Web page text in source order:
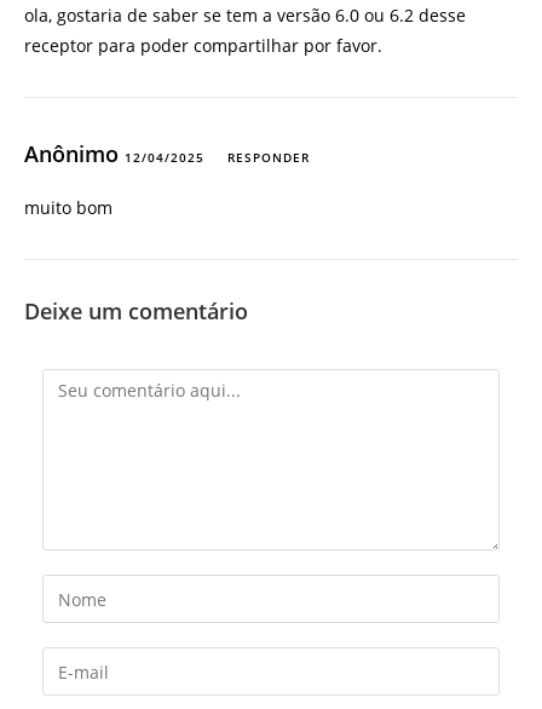
ola, gostaria de saber se tem a versão 6.0 ou 6.2 desse
receptor para poder compartilhar por favor.
Anônimo 12/04/2025 RESPONDER
muito bom
Deixe um comentário
Comentário
Digite
seu
nome
ou
Digite
seu